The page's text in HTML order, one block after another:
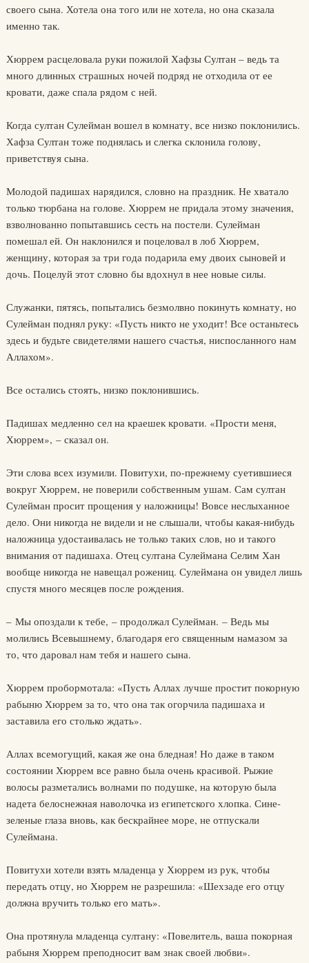
своего сына. Хотела она того или не хотела, но она сказала
именно так.
Хюррем расцеловала руки пожилой Хафзы Султан – ведь та
много длинных страшных ночей подряд не отходила от ее
кровати, даже спала рядом с ней.
Когда султан Сулейман вошел в комнату, все низко поклонились.
Хафза Султан тоже поднялась и слегка склонила голову,
приветствуя сына.
Молодой падишах нарядился, словно на праздник. Не хватало
только тюрбана на голове. Хюррем не придала этому значения,
взволнованно попытавшись сесть на постели. Сулейман
помешал ей. Он наклонился и поцеловал в лоб Хюррем,
женщину, которая за три года подарила ему двоих сыновей и
дочь. Поцелуй этот словно бы вдохнул в нее новые силы.
Служанки, пятясь, попытались безмолвно покинуть комнату, но
Сулейман поднял руку: «Пусть никто не уходит! Все останьтесь
здесь и будьте свидетелями нашего счастья, ниспосланного нам
Аллахом».
Все остались стоять, низко поклонившись.
Падишах медленно сел на краешек кровати. «Прости меня,
Хюррем», – сказал он.
Эти слова всех изумили. Повитухи, по-прежнему суетившиеся
вокруг Хюррем, не поверили собственным ушам. Сам султан
Сулейман просит прощения у наложницы! Вовсе неслыханное
дело. Они никогда не видели и не слышали, чтобы какая-нибудь
наложница удостаивалась не только таких слов, но и такого
внимания от падишаха. Отец султана Сулеймана Селим Хан
вообще никогда не навещал рожениц. Сулеймана он увидел лишь
спустя много месяцев после рождения.
– Мы опоздали к тебе, – продолжал Сулейман. – Ведь мы
молились Всевышнему, благодаря его священным намазом за
то, что даровал нам тебя и нашего сына.
Хюррем пробормотала: «Пусть Аллах лучше простит покорную
рабыню Хюррем за то, что она так огорчила падишаха и
заставила его столько ждать».
Аллах всемогущий, какая же она бледная! Но даже в таком
состоянии Хюррем все равно была очень красивой. Рыжие
волосы разметались волнами по подушке, на которую была
надета белоснежная наволочка из египетского хлопка. Сине-
зеленые глаза вновь, как бескрайнее море, не отпускали
Сулеймана.
Повитухи хотели взять младенца у Хюррем из рук, чтобы
передать отцу, но Хюррем не разрешила: «Шехзаде его отцу
должна вручить только его мать».
Она протянула младенца султану: «Повелитель, ваша покорная
рабыня Хюррем преподносит вам знак своей любви».